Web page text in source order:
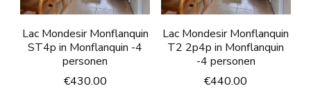
Lac Mondesir Monflanquin
ST4p in Monflanquin -4
personen
€430.00
Lac Mondesir Monflanquin
T2 2p4p in Monflanquin
-4 personen
€440.00